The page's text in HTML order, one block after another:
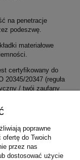
na penetracje
podeszwę.
materiałowe
certyfikowany do
20347 (reguła
/ twój zaufany
potrzeby – bez utraty
system
rzepy, który
poprawne
ofertę do Twoich
przez nas
dostosować użycie